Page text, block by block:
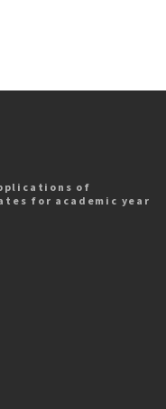
of
for academic year